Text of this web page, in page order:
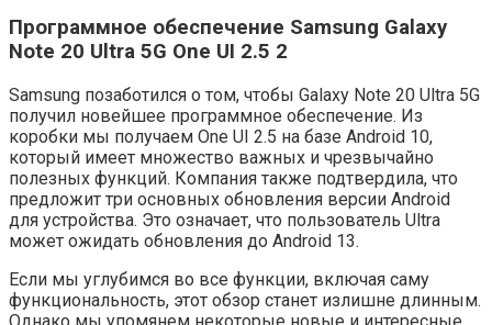
Программное обеспечение Samsung Galaxy
Note 20 Ultra 5G One UI 2.5 2
Samsung позаботился о том, чтобы Galaxy Note 20 Ultra 5G
получил новейшее программное обеспечение. Из
коробки мы получаем One UI 2.5 на базе Android 10,
который имеет множество важных и чрезвычайно
полезных функций. Компания также подтвердила, что
предложит три основных обновления версии Android
для устройства. Это означает, что пользователь Ultra
может ожидать обновления до Android 13.
Если мы углубимся во все функции, включая саму
функциональность, этот обзор станет излишне длинным.